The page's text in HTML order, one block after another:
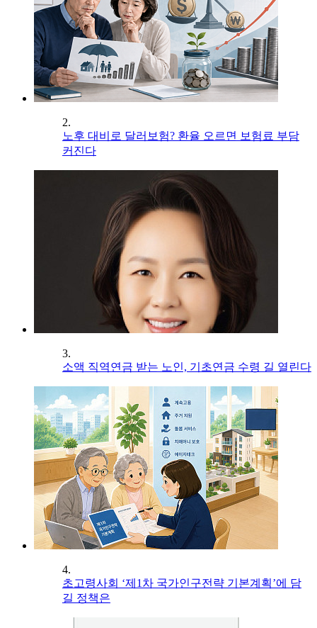
2.
노후 대비로 달러보험? 환율 오르면 보험료 부담
커진다
3.
소액 직역연금 받는 노인, 기초연금 수령 길 열린다
4.
초고령사회 ‘제1차 국가인구전략 기본계획’에 담
길 정책은